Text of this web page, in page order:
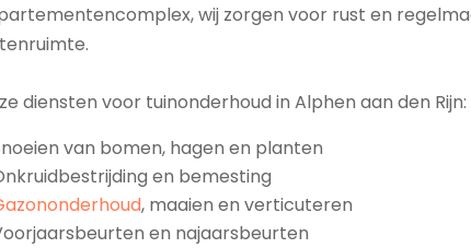
wij zorgen voor rust en
diensten voor tuinonderhoud in Alphen aan den Rijn:
van bomen, hagen en planten
en bemesting
, maaien en verticuteren
en najaarsbeurten